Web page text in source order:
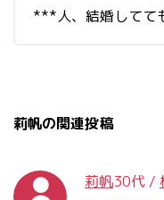
***人、結婚してて
莉帆の関連投稿
莉帆30代 /